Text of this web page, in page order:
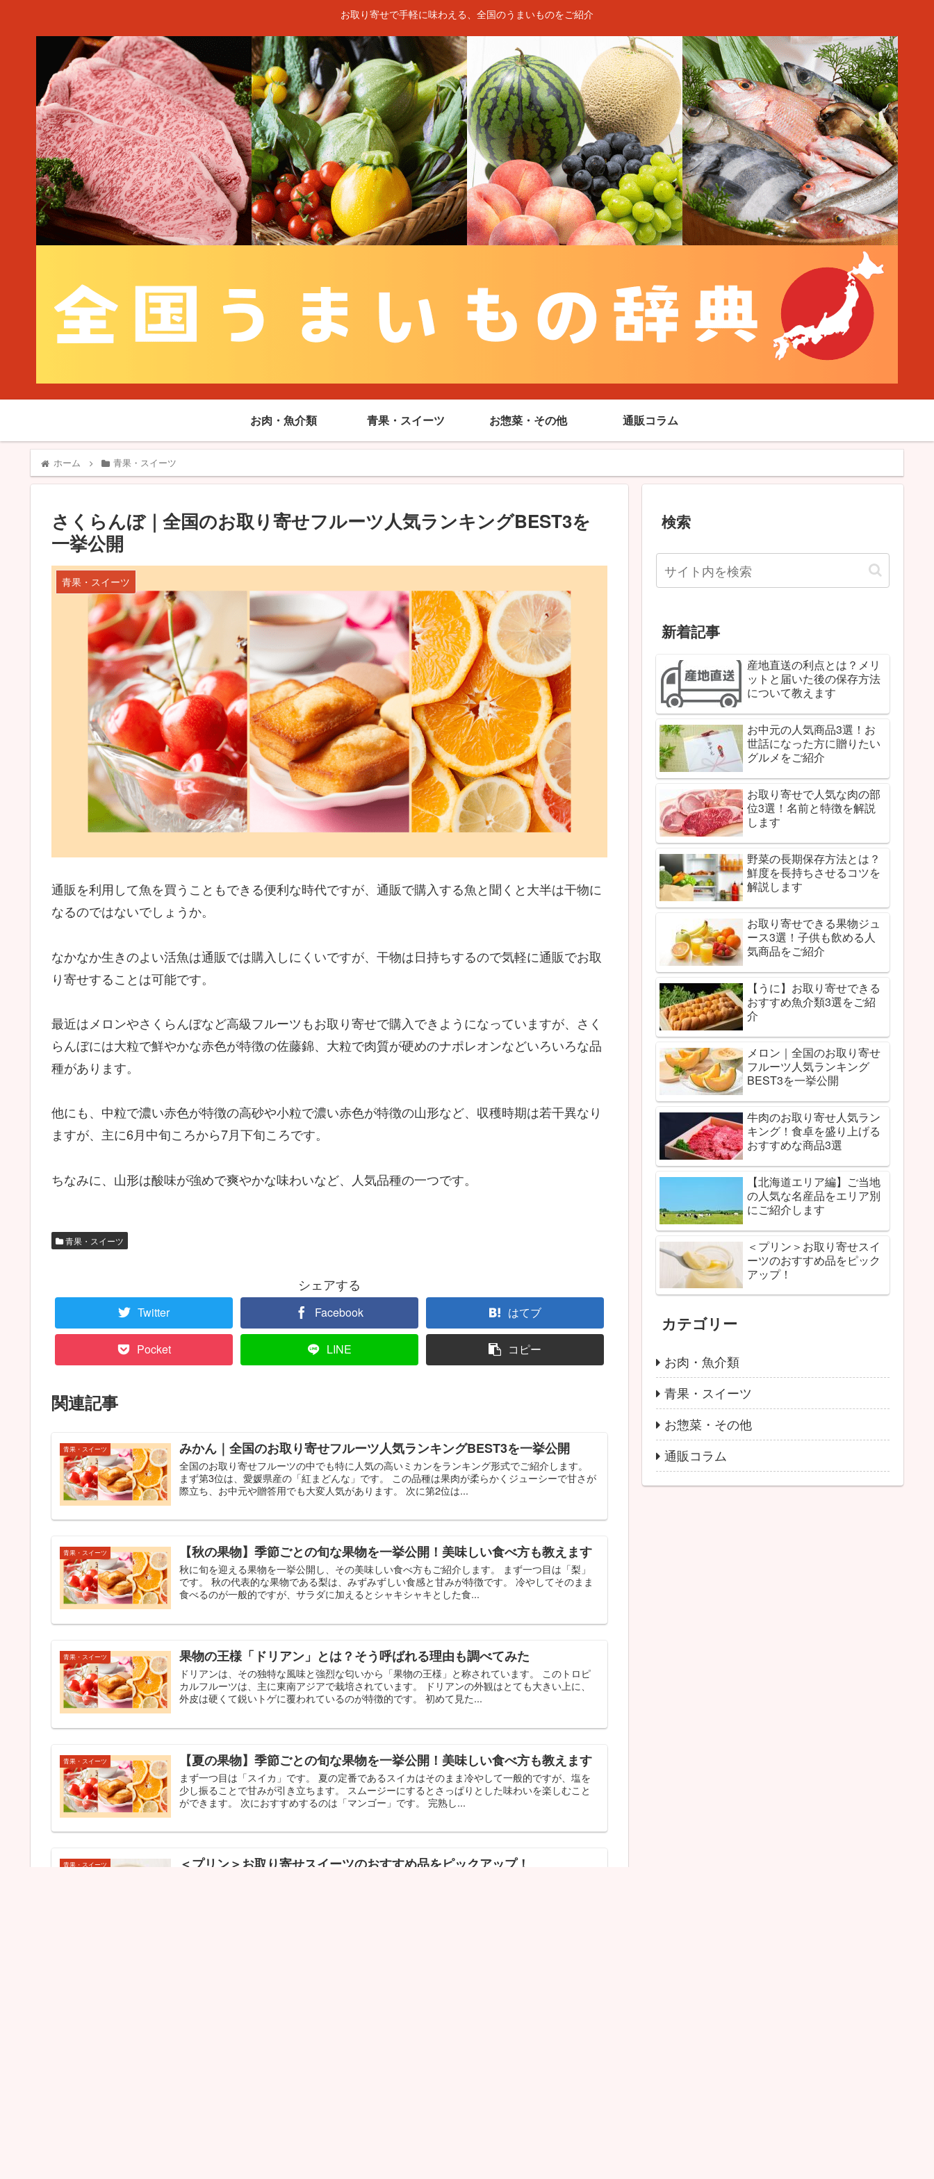
お取り寄せで手軽に味わえる、全国のうまいものをご紹介
お肉・魚介類 青果・スイーツ お惣菜・その他 通販コラム
ホーム 青果・スイーツ
さくらんぼ｜全国のお取り寄せフルーツ人気ランキングBEST3を
一挙公開
青果・スイーツ
通販を利用して魚を買うこともできる便利な時代ですが、通販で購入する魚と聞くと大半は干物に
なるのではないでしょうか。
なかなか生きのよい活魚は通販では購入しにくいですが、干物は日持ちするので気軽に通販でお取
り寄せすることは可能です。
最近はメロンやさくらんぼなど高級フルーツもお取り寄せで購入できようになっていますが、さく
らんぼには大粒で鮮やかな赤色が特徴の佐藤錦、大粒で肉質が硬めのナポレオンなどいろいろな品
種があります。
他にも、中粒で濃い赤色が特徴の高砂や小粒で濃い赤色が特徴の山形など、収穫時期は若干異なり
ますが、主に6月中旬ころから7月下旬ころです。
ちなみに、山形は酸味が強めで爽やかな味わいなど、人気品種の一つです。
青果・スイーツ
シェアする
Twitter Facebook はてブ
Pocket LINE コピー
関連記事
青果・スイーツ みかん｜全国のお取り寄せフルーツ人気ランキングBEST3を一挙公開
全国のお取り寄せフルーツの中でも特に人気の高いミカンをランキング形式でご紹介します。
まず第3位は、愛媛県産の「紅まどんな」です。 この品種は果肉が柔らかくジューシーで甘さが
際立ち、お中元や贈答用でも大変人気があります。 次に第2位は...
青果・スイーツ 【秋の果物】季節ごとの旬な果物を一挙公開！美味しい食べ方も教えます
秋に旬を迎える果物を一挙公開し、その美味しい食べ方もご紹介します。 まず一つ目は「梨」
です。 秋の代表的な果物である梨は、みずみずしい食感と甘みが特徴です。 冷やしてそのまま
食べるのが一般的ですが、サラダに加えるとシャキシャキとした食...
青果・スイーツ 果物の王様「ドリアン」とは？そう呼ばれる理由も調べてみた
ドリアンは、その独特な風味と強烈な匂いから「果物の王様」と称されています。 このトロピ
カルフルーツは、主に東南アジアで栽培されています。 ドリアンの外観はとても大きい上に、
外皮は硬くて鋭いトゲに覆われているのが特徴的です。 初めて見た...
青果・スイーツ 【夏の果物】季節ごとの旬な果物を一挙公開！美味しい食べ方も教えます
まず一つ目は「スイカ」です。 夏の定番であるスイカはそのまま冷やして一般的ですが、塩を
少し振ることで甘みが引き立ちます。 スムージーにするとさっぱりとした味わいを楽しむこと
ができます。 次におすすめするのは「マンゴー」です。 完熟し...
青果・スイーツ ＜プリン＞お取り寄せスイーツのおすすめ品をピックアップ！
検索
新着記事
産地直送の利点とは？メリ
ットと届いた後の保存方法
について教えます
お中元の人気商品3選！お
世話になった方に贈りたい
グルメをご紹介
お取り寄せで人気な肉の部
位3選！名前と特徴を解説
します
野菜の長期保存方法とは？
鮮度を長持ちさせるコツを
解説します
お取り寄せできる果物ジュ
ース3選！子供も飲める人
気商品をご紹介
【うに】お取り寄せできる
おすすめ魚介類3選をご紹
介
メロン｜全国のお取り寄せ
フルーツ人気ランキング
BEST3を一挙公開
牛肉のお取り寄せ人気ラン
キング！食卓を盛り上げる
おすすめな商品3選
【北海道エリア編】ご当地
の人気な名産品をエリア別
にご紹介します
＜プリン＞お取り寄せスイ
ーツのおすすめ品をピック
アップ！
カテゴリー
お肉・魚介類
青果・スイーツ
お惣菜・その他
通販コラム